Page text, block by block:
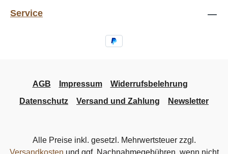
Service
AGB Impressum
Widerrufsbelehrung
Datenschutz
Versand und Zahlung Newsletter
Alle Preise inkl. gesetzl. Mehrwertsteuer zzgl.
Versandkosten und ggf. Nachnahmegebühren, wenn nicht